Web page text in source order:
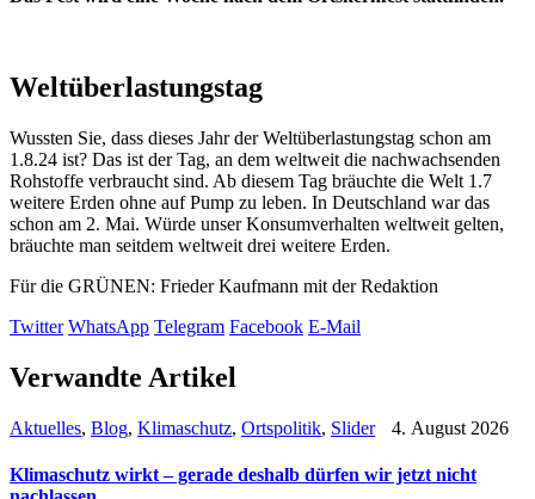
Weltüberlastungstag
Wussten Sie, dass dieses Jahr der Weltüberlastungstag schon am
1.8.24 ist? Das ist der Tag, an dem weltweit die nachwachsenden
Rohstoffe verbraucht sind. Ab diesem Tag bräuchte die Welt 1.7
weitere Erden ohne auf Pump zu leben. In Deutschland war das
schon am 2. Mai. Würde unser Konsumverhalten weltweit gelten,
bräuchte man seitdem weltweit drei weitere Erden.
Für die GRÜNEN: Frieder Kaufmann mit der Redaktion
Twitter WhatsApp Telegram Facebook E-Mail
Verwandte Artikel
Aktuelles, Blog, Klimaschutz, Ortspolitik, Slider 4. August 2026
Klimaschutz wirkt – gerade deshalb dürfen wir jetzt nicht